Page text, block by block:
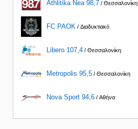
Athlitika Nea 98,7 / Θεσσαλονίκη
FC PAOK / Διαδυκτιακό
Libero 107,4 / Θεσσαλονίκη
Metropolis 95,5 / Θεσσαλονίκη
Nova Sport 94,6 / Αθήνα